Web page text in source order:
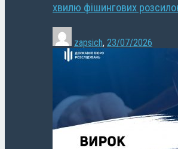
хвилю фішингових
zapsich, 23/07/2026